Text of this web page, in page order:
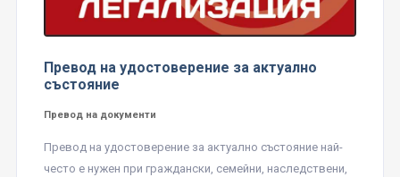
Превод на удостоверение за актуално
състояние
Превод на документи
Превод на удостоверение за актуално състояние най-
често е нужен при граждански, семейни, наследствени,